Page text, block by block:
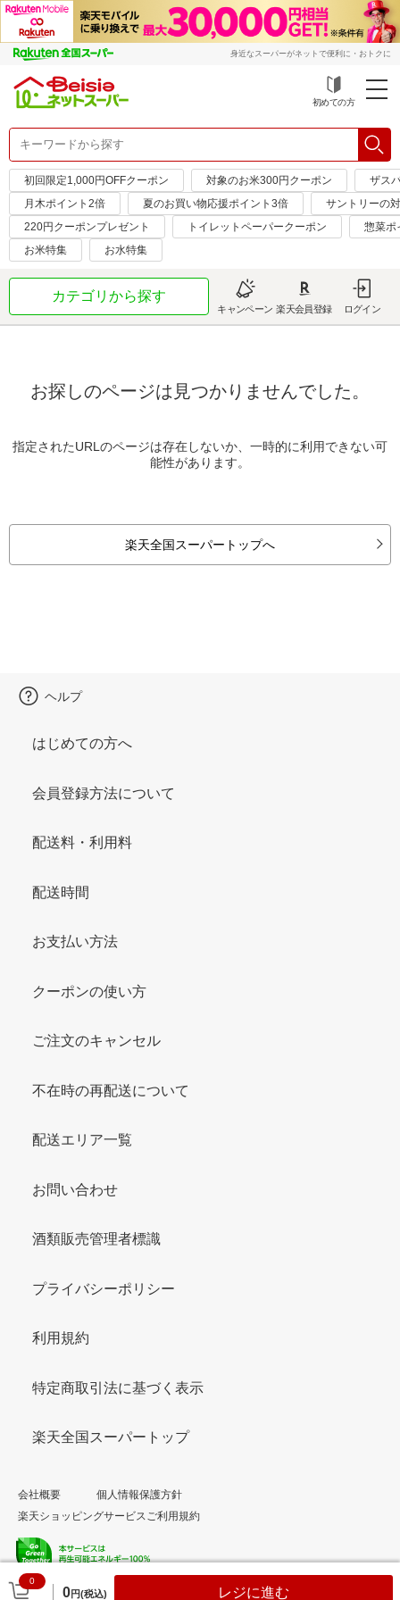
身近なスーパーがネットで便利に・おトクに
初めての方
初回限定1,000円OFFクーポン 対象のお米300円クーポン
ザス
月木ポイント2倍
夏のお買い物応援ポイント3倍
サントリーの
220円クーポンプレゼント
トイレットペーパークーポン
惣菜ポ
お米特集
お水特集
カテゴリから探す
キャンペーン 楽天会員登録 ログイン
お探しのページは見つかりませんでした。
指定されたURLのページは存在しないか、一時的に利用できない可
能性があります。
楽天全国スーパートップへ
0
0円(税込) レジに進む
ヘルプ
はじめての方へ
会員登録方法について
配送料・利用料
配送時間
お支払い方法
クーポンの使い方
ご注文のキャンセル
不在時の再配送について
配送エリア一覧
お問い合わせ
酒類販売管理者標識
プライバシーポリシー
利用規約
特定商取引法に基づく表示
楽天全国スーパートップ
会社概要
個人情報保護方針
楽天ショッピングサービスご利用規約
© Rakuten Group, Inc.